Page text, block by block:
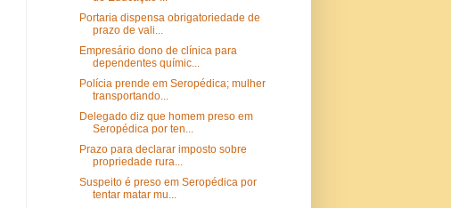
Portaria dispensa obrigatoriedade de
prazo de vali...
Empresário dono de clínica para
dependentes químic...
Polícia prende em Seropédica; mulher
transportando...
Delegado diz que homem preso em
Seropédica por ten...
Prazo para declarar imposto sobre
propriedade rura...
Suspeito é preso em Seropédica por
tentar matar mu...